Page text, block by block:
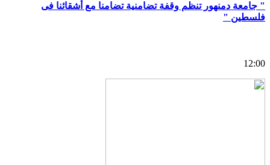
" جامعة دمنهور تنظم وقفة تضامنية تضامنا مع أشقائنا فى
فلسطين "
12:00